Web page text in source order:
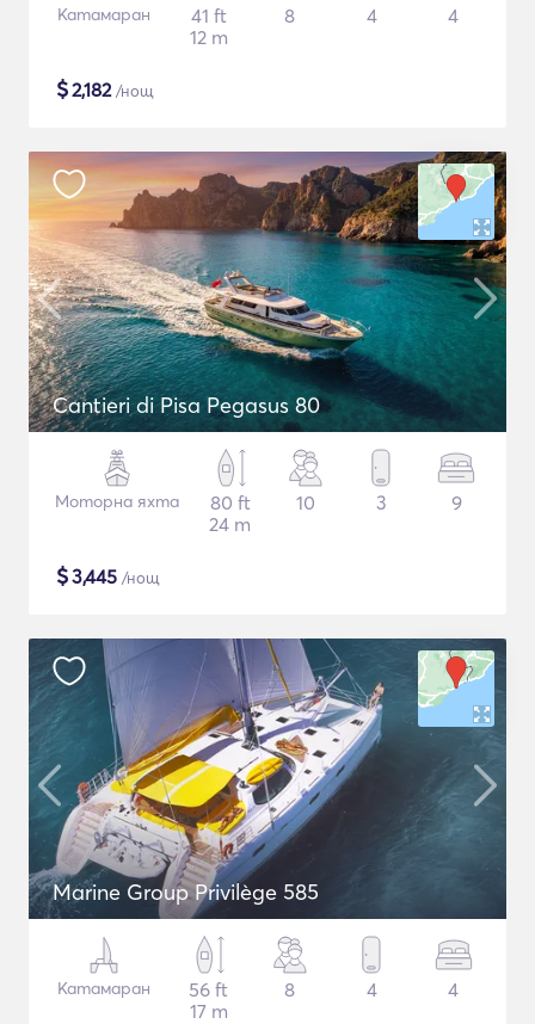
Катамаран
41 ft
12 m
8 4 4
$2,182/нощ
Cantieri di Pisa Pegasus 80
Моторна яхта
80 ft
24 m
10 3 9
$3,445 /нощ
Marine Group Privilège 585
Катамаран
56 ft
17 m
8 4 4